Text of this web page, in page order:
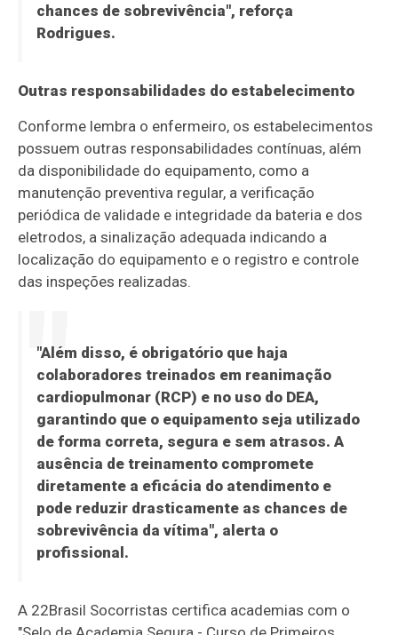
chances de sobrevivência", reforça
Rodrigues.
Outras responsabilidades do estabelecimento
Conforme lembra o enfermeiro, os estabelecimentos
possuem outras responsabilidades contínuas, além
da disponibilidade do equipamento, como a
manutenção preventiva regular, a verificação
periódica de validade e integridade da bateria e dos
eletrodos, a sinalização adequada indicando a
localização do equipamento e o registro e controle
das inspeções realizadas.
"Além disso, é obrigatório que haja
colaboradores treinados em reanimação
cardiopulmonar (RCP) e no uso do DEA,
garantindo que o equipamento seja utilizado
de forma correta, segura e sem atrasos. A
ausência de treinamento compromete
diretamente a eficácia do atendimento e
pode reduzir drasticamente as chances de
sobrevivência da vítima", alerta o
profissional.
A 22Brasil Socorristas certifica academias com o